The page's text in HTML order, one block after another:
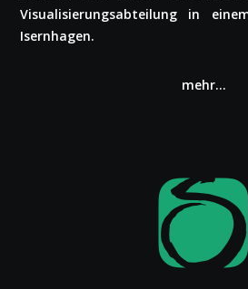
Visua­li­sie­rungs­ab­tei­lung in
Isern­ha­gen.
mehr…